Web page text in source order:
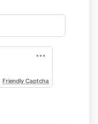
Friendly Captcha